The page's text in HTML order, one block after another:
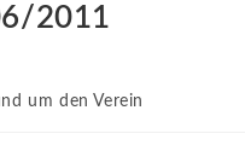
2011
um den Verein